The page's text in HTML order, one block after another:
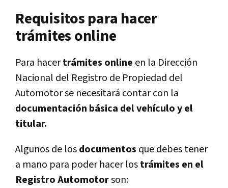
Requisitos para hacer
trámites online
Para hacertrámites online en la Dirección
Nacional del Registro de Propiedad del
Automotor se necesitará contar con la
documentación básica del vehículo y el
titular.
Algunos de losdocumentos que debes tener
a mano para poder hacer lostrámites en el
Registro Automotorson: